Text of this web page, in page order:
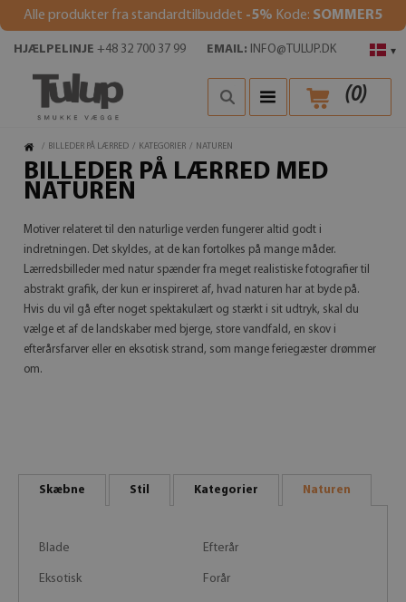
Alle produkter fra standardtilbuddet -5% Kode: SOMMER5
▾
HJÆLPELINJE +48 32 700 37 99 EMAIL: INFO@TULUP.DK
(0)
/ BILLEDER PÅ LÆRRED / KATEGORIER / NATUREN
BILLEDER PÅ LÆRRED MED
NATUREN
Motiver relateret til den naturlige verden fungerer altid godt i
indretningen. Det skyldes, at de kan fortolkes på mange måder.
Lærredsbilleder med natur spænder fra meget realistiske fotografier til
abstrakt grafik, der kun er inspireret af, hvad naturen har at byde på.
Hvis du vil gå efter noget spektakulært og stærkt i sit udtryk, skal du
vælge et af de landskaber med bjerge, store vandfald, en skov i
efterårsfarver eller en eksotisk strand, som mange feriegæster drømmer
om.
Skæbne Stil Kategorier Naturen
Blade Efterår
Eksotisk Forår